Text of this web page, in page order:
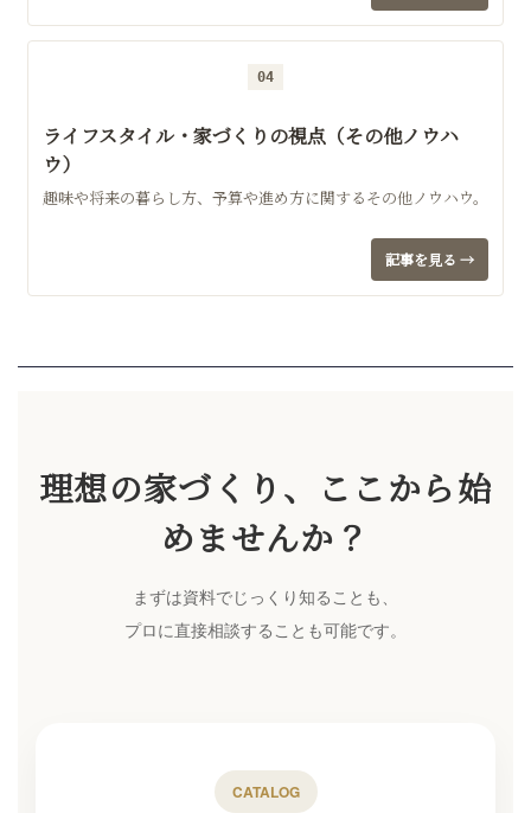
04
ライフスタイル・家づくりの視点（その他ノウハ
ウ）
趣味や将来の暮らし方、予算や進め方に関するその他ノウハウ。
記事を見る →
理想の家づくり、ここから始
めませんか？
まずは資料でじっくり知ることも、
プロに直接相談することも可能です。
CATALOG